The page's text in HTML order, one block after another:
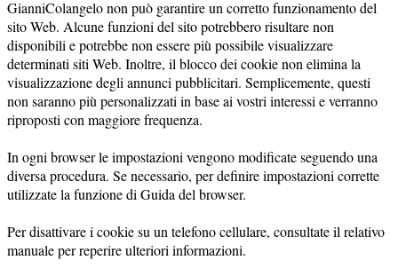
GianniColangelo non può garantire un corretto funzionamento del
sito Web. Alcune funzioni del sito potrebbero risultare non
disponibili e potrebbe non essere più possibile visualizzare
determinati siti Web. Inoltre, il blocco dei cookie non elimina la
visualizzazione degli annunci pubblicitari. Semplicemente, questi
non saranno più personalizzati in base ai vostri interessi e verranno
riproposti con maggiore frequenza.
In ogni browser le impostazioni vengono modificate seguendo una
diversa procedura. Se necessario, per definire impostazioni corrette
utilizzate la funzione di Guida del browser.
Per disattivare i cookie su un telefono cellulare, consultate il relativo
manuale per reperire ulteriori informazioni.